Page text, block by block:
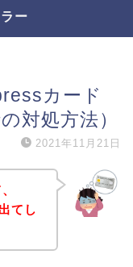
ー
カード
対処方法）
2021年11月21日
てし